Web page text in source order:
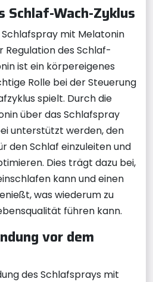
Schlaf-Wach-Zyklus
mit Melatonin
des Schlaf-
ist ein körpereigenes
Rolle bei der Steuerung
spielt. Durch die
über das Schlafspray
unterstützt werden, den
den Schlaf einzuleiten und
Dies trägt dazu bei,
kann und einen
was wiederum zu
führen kann.
vor dem
des Schlafsprays mit